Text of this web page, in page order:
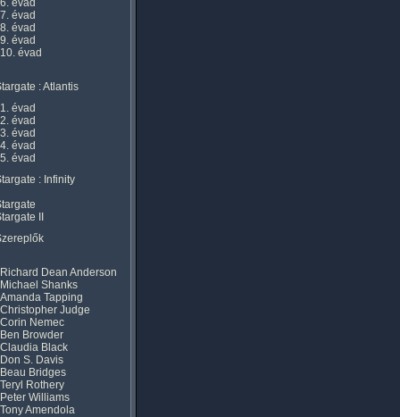
6. évad
7. évad
8. évad
9. évad
10. évad
: Atlantis
1. évad
2. évad
3. évad
4. évad
5. évad
: Infinity
II
Richard Dean Anderson
Michael Shanks
Amanda Tapping
Christopher Judge
Corin Nemec
Ben Browder
Claudia Black
Don S. Davis
Beau Bridges
Teryl Rothery
Peter Williams
Tony Amendola